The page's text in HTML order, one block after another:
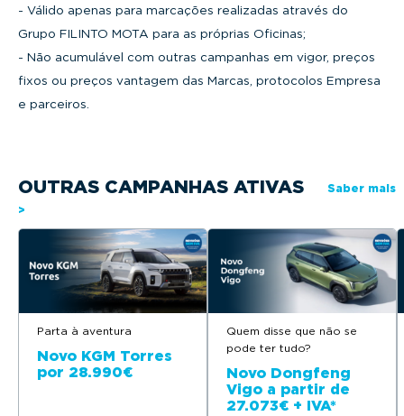
- Válido apenas para marcações realizadas através do
Grupo FILINTO MOTA para as próprias Oficinas;
- Não acumulável com outras campanhas em vigor, preços
fixos ou preços vantagem das Marcas, protocolos Empresa
e parceiros.
OUTRAS CAMPANHAS ATIVAS
Saber mais
>
Parta à aventura
Novo KGM Torres
por 28.990€
Quem disse que não se
pode ter tudo?
Novo Dongfeng
Vigo a partir de
27.073€ + IVA*